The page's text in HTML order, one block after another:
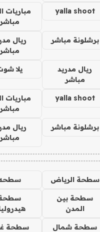
yalla shoot
مباريات
مباشر
برشلونة مباشر
ريال
مباشر
ريال مدريد
مباشر
يلا
yalla shoot
مباريات
مباشر
برشلونة مباشر
ريال
مباشر
سطحة الرياض
سطحة بين
المدن
سطحة شمال
سطحة